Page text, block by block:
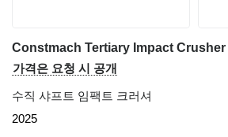
가격은 요청 시 공개
수직 샤프트 임팩트 크러셔
2025